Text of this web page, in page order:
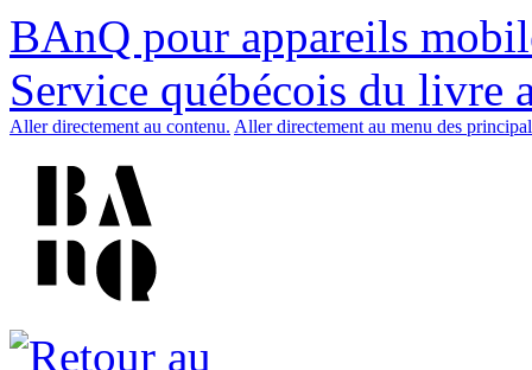
BAnQ pour appareils
Service québécois du livre
Aller directement au contenu. Aller directement au menu des